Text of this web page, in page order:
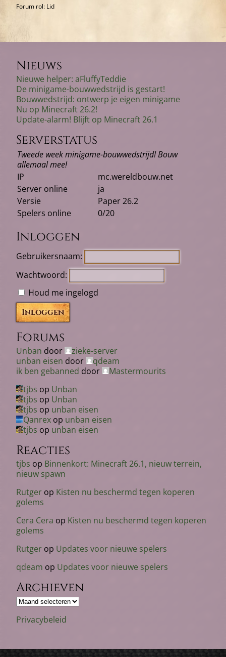
Forum rol: Lid
Nieuws
Nieuwe helper: aFluffyTeddie
De minigame-bouwwedstrijd is gestart!
Bouwwedstrijd: ontwerp je eigen minigame
Nu op Minecraft 26.2!
Update-alarm! Blijft op Minecraft 26.1
Serverstatus
Tweede week minigame-bouwwedstrijd! Bouw
allemaal mee!
IP
mc.wereldbouw.net
Server online
ja
Versie
Paper 26.2
Spelers online
0/20
Inloggen
Gebruikersnaam:
Wachtwoord:
Houd me ingelogd
Inloggen
Forums
Unban door
zieke-server
unban eisen door
qdeam
ik ben gebanned door
Mastermourits
tjbs op Unban
tjbs op Unban
tjbs op unban eisen
Qanrex op unban eisen
tjbs op unban eisen
Reacties
tjbs op Binnenkort: Minecraft 26.1, nieuw terrein,
nieuw spawn
Rutger op Kisten nu beschermd tegen koperen
golems
Cera Cera op Kisten nu beschermd tegen koperen
golems
Rutger op Updates voor nieuwe spelers
qdeam op Updates voor nieuwe spelers
Archieven
Archieven
Privacybeleid